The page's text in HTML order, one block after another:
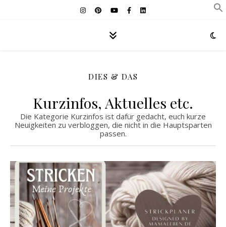
DIES & DAS
Kurzinfos, Aktuelles etc.
Die Kategorie Kurzinfos ist dafür gedacht, euch kurze
Neuigkeiten zu verbloggen, die nicht in die Hauptsparten
passen.